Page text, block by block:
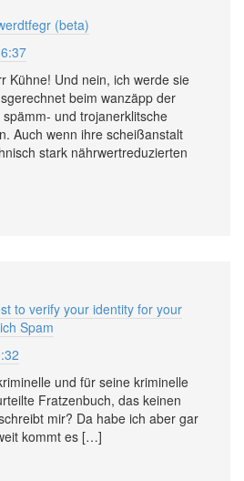
(beta)
Kühne! Und nein, ich werde sie
beim wanzäpp der
und trojanerklitsche
Auch wenn ihre scheißanstalt
stark nährwertreduzierten
to verify your identity for your
Spam
und für seine kriminelle
Fratzenbuch, das keinen
mir? Da habe ich aber gar
kommt es […]